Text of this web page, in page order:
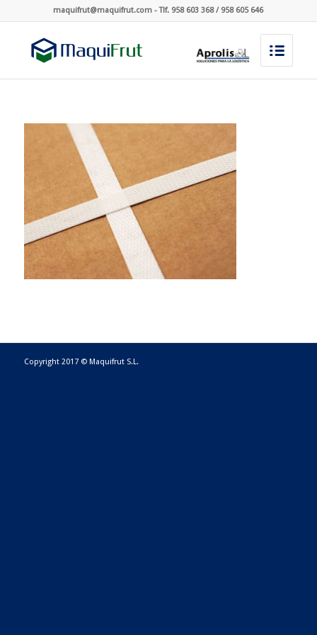
maquifrut@maquifrut.com - Tlf. 958 603 368 / 958 605 646
Copyright 2017 © Maquifrut S.L.